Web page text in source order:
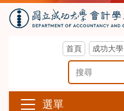
首頁 成功大學
搜尋關鍵字
選單